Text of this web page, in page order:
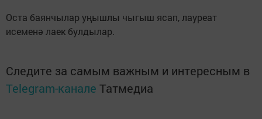
Оста баянчылар уңышлы чыгыш ясап, лауреат
исеменә лаек булдылар.
Следите за самым важным и интересным в
Telegram-канале Татмедиа